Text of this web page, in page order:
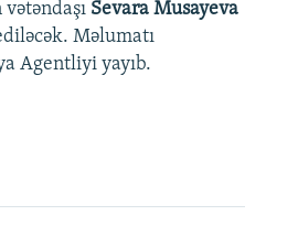
Sevara Musayeva
Məlumatı
Agentliyi yayıb.